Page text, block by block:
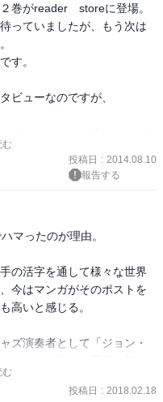
巻がreader　storeに登場。
っていましたが、もう次は
す。
ビューなのですが、
てもよい感動を呼んでいま
斬新でとても効果的だと思
む
投稿日 : 2014.08.10
報告する
マったのが理由。
の活字を通して様々な世界
今はマンガがそのポストを
高いと感じる。
ズ演奏者として「ジョン・
る。
む
投稿日 : 2018.02.18